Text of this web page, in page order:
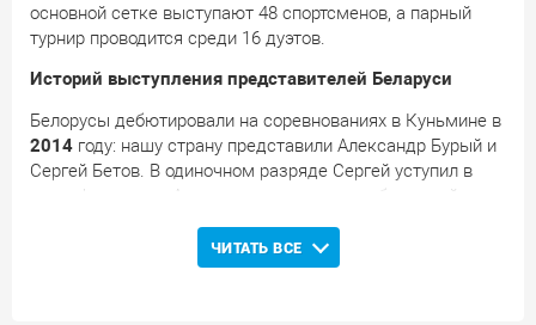
основной сетке выступают 48 спортсменов, а парный
турнир проводится среди 16 дуэтов.
Историй выступления представителей Беларуси
Белорусы дебютировали на соревнованиях в Куньмине в
2014 году: нашу страну представили Александр Бурый и
Сергей Бетов. В одиночном разряде Сергей уступил в
квалификации, а Александр, преодолев отборочный этап,
парном разряде белорусский дуэт уступил в первом
круге соревнований. В2017году одиночная
ЧИТАТЬ ВСЕ